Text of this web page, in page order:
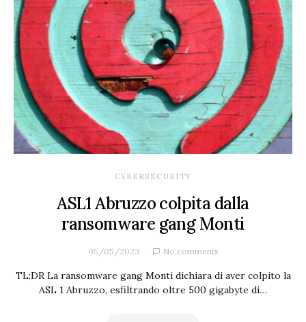
CYBERSECURITY
ASL1 Abruzzo colpita dalla
ransomware gang Monti
05/05/2023 No comments
TL;DR La ransomware gang Monti dichiara di aver colpito la
ASL 1 Abruzzo, esfiltrando oltre 500 gigabyte di…